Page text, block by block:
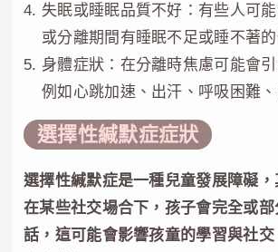
失眠或睡眠品質不好：有些人可
或分離期間有睡眠不足或睡不著的
身體症狀：在分離時焦慮可能會引
例如心跳加速、出汗、呼吸困難、
選擇性緘默症症狀
選擇性緘默症是一種兒童發展障礙
在某些社交場合下，孩子會完全或
話，這可能會影響孩童的學習與社交